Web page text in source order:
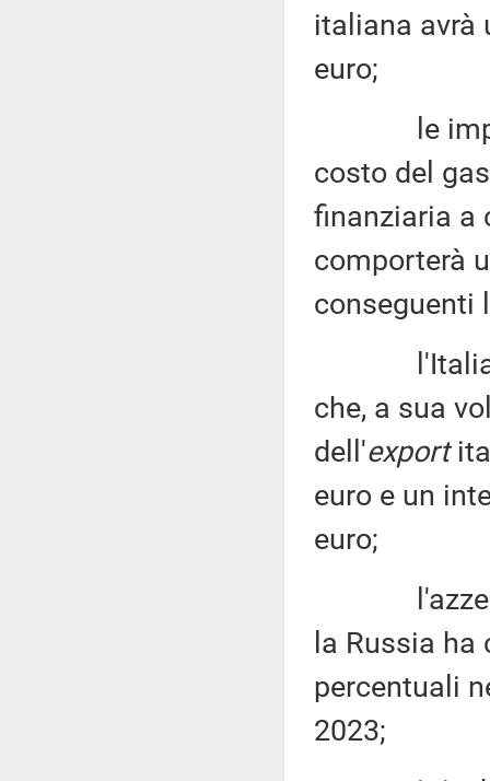
italiana avrà
euro;
le
costo del
finanziaria a
comporterà
conseguenti
l'Italia è il
che, a sua
dell'export
euro e un
euro;
la Russia
percentuali
2023;